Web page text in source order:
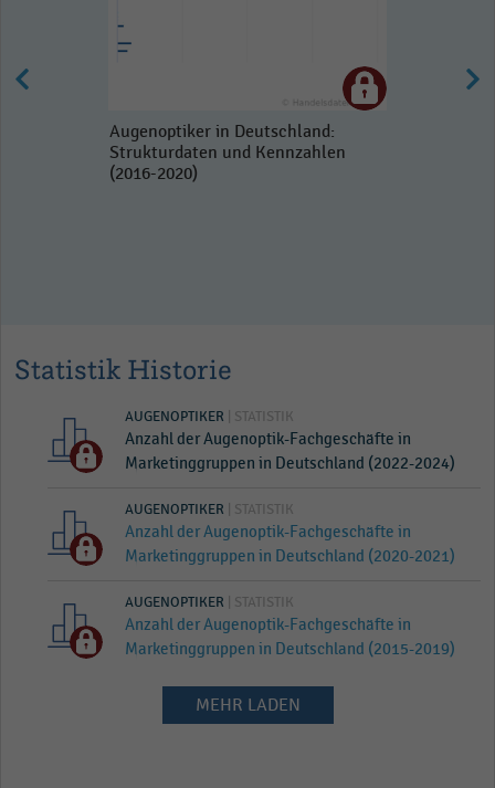
Augenoptiker in Deutschland:
Strukturdaten und Kennzahlen
(2016-2020)
Statistik Historie
AUGENOPTIKER | STATISTIK
Anzahl der Augenoptik-Fachgeschäfte in
Marketinggruppen in Deutschland (2022-2024)
AUGENOPTIKER | STATISTIK
Anzahl der Augenoptik-Fachgeschäfte in
Marketinggruppen in Deutschland (2020-2021)
AUGENOPTIKER | STATISTIK
Anzahl der Augenoptik-Fachgeschäfte in
Marketinggruppen in Deutschland (2015-2019)
MEHR LADEN